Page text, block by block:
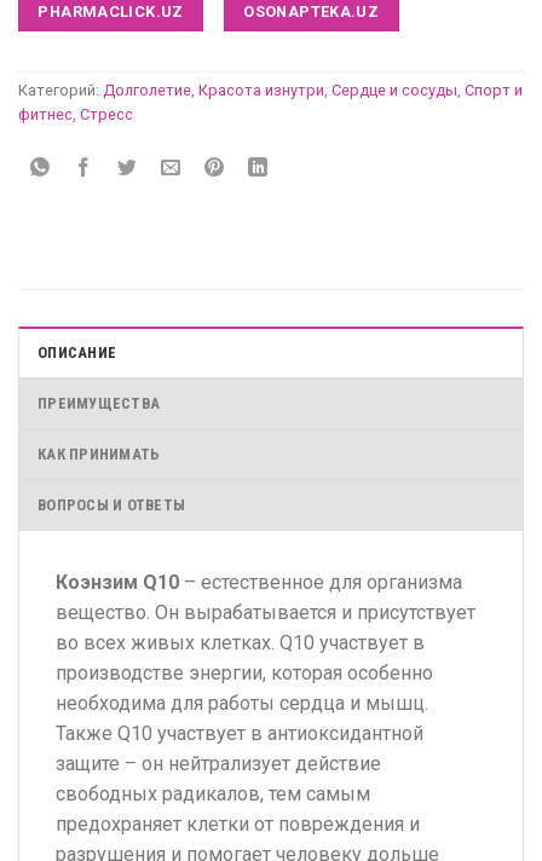
PHARMACLICK.UZ OSONAPTEKA.UZ
Категорий: Долголетие, Красота изнутри, Сердце и сосуды, Спорт и
фитнес, Стресс
ОПИСАНИЕ
ПРЕИМУЩЕСТВА
КАК ПРИНИМАТЬ
ВОПРОСЫ И ОТВЕТЫ
Коэнзим Q10 – естественное для организма
вещество. Он вырабатывается и присутствует
во всех живых клетках. Q10 участвует в
производстве энергии, которая особенно
необходима для работы сердца и мышц.
Также Q10 участвует в антиоксидантной
защите – он нейтрализует действие
свободных радикалов, тем самым
предохраняет клетки от повреждения и
разрушения и помогает человеку дольше